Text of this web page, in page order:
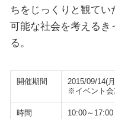
ちをじっくりと観て
可能な社会を考えるき
る。
開催期間
2015/09/14(
※イベント会
時間 10:00～17:00